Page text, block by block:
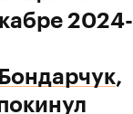
2024-
,